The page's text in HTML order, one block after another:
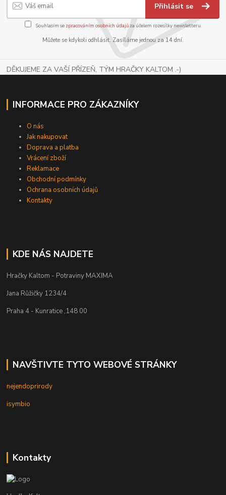
Přihlásit se
Souhlasím se zpracováním osobních údajůza účelem rozesílky newsletteru.
Můžete se kdykoli odhlásit. Zasíláme jednou za 14 dní.
DĚKUJEME ZA VAŠÍ PŘÍZEŇ, TÝM HRAČKY KALTOM .-)
INFORMACE PRO ZÁKAZNÍKY
O nás
Jak nakupovat
Doprava a platba
Vrácení zboží
Reklamace
Obchodní podmínky
Ochrana osobních údajů
Kontakty
KDE NÁS NAJDETE
Hračky Kaltom - Potraviny MAXIMA
Jana Růžičky 1234/4
Praha 4 - Kunratice ,148 00
NAVŠTIVTE TYTO WEBOVÉ STRÁNKY
nejendoprirody
isymbio
Kontakty